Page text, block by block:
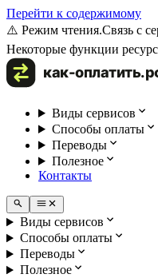
Перейти к содержимому
⚠️ Режим чтения.Связь с
Некоторые функции
Виды сервисов
Способы оплаты
Переводы
Полезное
Контакты
Виды сервисов
Способы оплаты
Переводы
Полезное